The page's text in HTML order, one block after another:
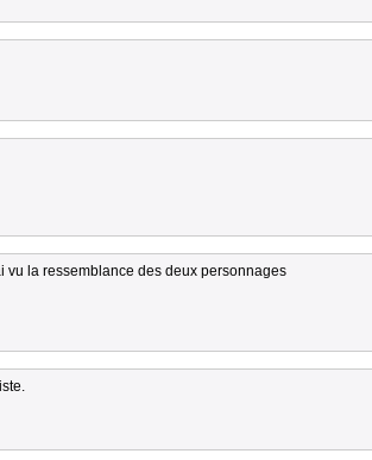
vu la ressemblance des deux personnages